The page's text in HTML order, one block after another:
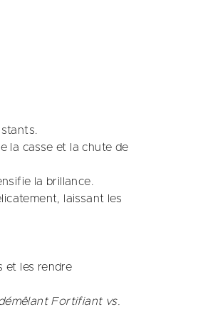
la casse et la chute de
la brillance.
laissant les
et les rendre
Fortifiant vs.